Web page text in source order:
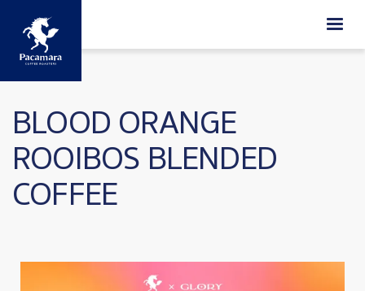
Skip to main content
BLOOD ORANGE
ROOIBOS BLENDED
COFFEE